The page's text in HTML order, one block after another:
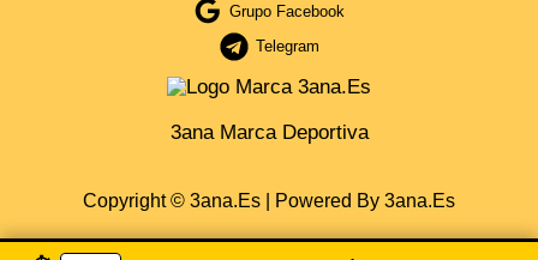
Grupo Facebook
Telegram
3ana Marca Deportiva
Copyright © 3ana.es | Powered By 3ana.es